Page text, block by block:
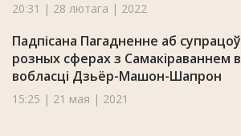
20:31 | 28 лютага | 2022
Падпісана Пагадненне аб
розных сферах з Самакіраваннем
вобласці Дзьёр-Машон-Шапрон
15:25 | 21 мая | 2021